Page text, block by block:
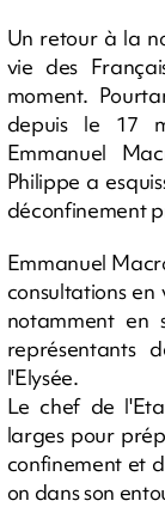
Un retour à la
vie des
moment.
depuis le 17
Emmanuel
Philippe a
déconfinement
Emmanuel
consultations
notamment en
représentants
l'Elysée.
Le chef de
larges pour
confinement et
on dans son